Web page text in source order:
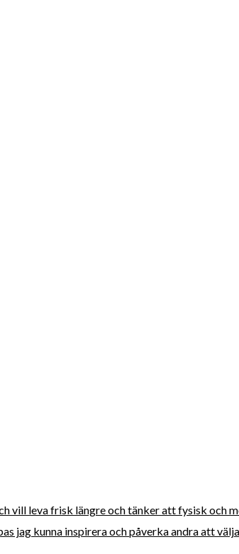
vill leva frisk längre och tänker att fysisk
jag kunna inspirera och påverka andra att